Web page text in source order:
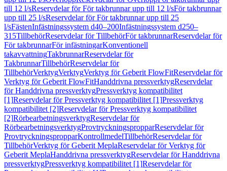
till 12 l/sReservdelar för För takbrunnar upp till 12 l/sFör takbrunnar
upp till 25 l/sReservdelar för För takbrunnar upp till 25
l/sFästenInfästningssystem d40–200Infästningssystem d250–
315TillbehörReservdelar för TillbehörFör takbrunnarReservdelar för
För takbrunnarFör infästningarKonventionell
takavvattningTakbrunnarReservdelar för
TakbrunnarTillbehörReservdelar för
TillbehörVerktygVerktygVerktyg för Geberit FlowFitReservdelar för
Verktyg för Geberit FlowFitHanddrivna pressverktygReservdelar
för Handdrivna pressverktygPressverktyg kompatibilitet
[1]Reservdelar för Pressverktyg kompatibilitet [1]Pressverktyg
kompatibilitet [2]Reservdelar för Pressverktyg kompatibilitet
[2]RörbearbetningsverktygReservdelar för
RörbearbetningsverktygProvtryckningspropparReservdelar för
ProvtryckningspropparKontrollmedelTillbehörReservdelar för
TillbehörVerktyg för Geberit MeplaReservdelar för Verktyg för
Geberit MeplaHanddrivna pressverktygReservdelar för Handdrivna
pressverktygPressverktyg kompatibilitet [1]Reservdelar för